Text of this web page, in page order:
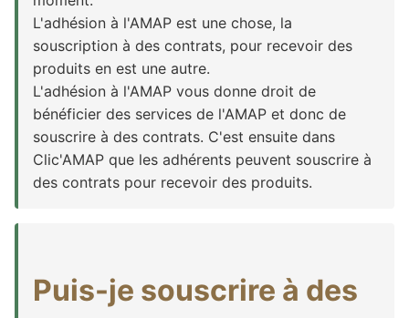
L'adhésion à l'AMAP est une chose, la
souscription à des contrats, pour recevoir des
produits en est une autre.
L'adhésion à l'AMAP vous donne droit de
bénéficier des services de l'AMAP et donc de
souscrire à des contrats. C'est ensuite dans
Clic'AMAP que les adhérents peuvent souscrire à
des contrats pour recevoir des produits.
Puis-je souscrire à des